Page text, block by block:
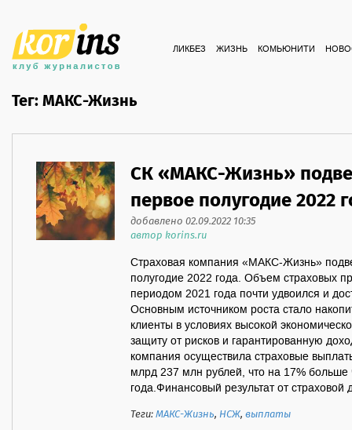
ЛИКБЕЗ ЖИЗНЬ КОМЬЮНИТИ
Тег: МАКС-Жизнь
СК «МАКС-Жизнь»
первое полугодие 2022
добавлено 02.09.2022 10:35
автор korins.ru
Страховая компания «МАКС-Жизнь»
полугодие 2022 года. Объем страховых
периодом 2021 года почти удвоился и
Основным источником роста стало
клиенты в условиях высокой
защиту от рисков и гарантированную
компания осуществила страховые
млрд 237 млн рублей, что на 17% больше
года.Финансовый результат от страховой
Теги:МАКС-Жизнь, НСЖ,выплаты